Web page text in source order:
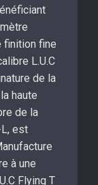
finition fine
L.U.C
de la
haute
de la
est
à une
Flying T